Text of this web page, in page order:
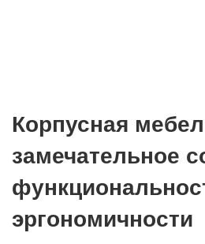
Корпусная
замечательное
эргономичности